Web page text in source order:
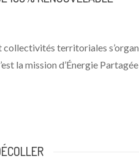
collectivités territoriales
la mission d’Énergie